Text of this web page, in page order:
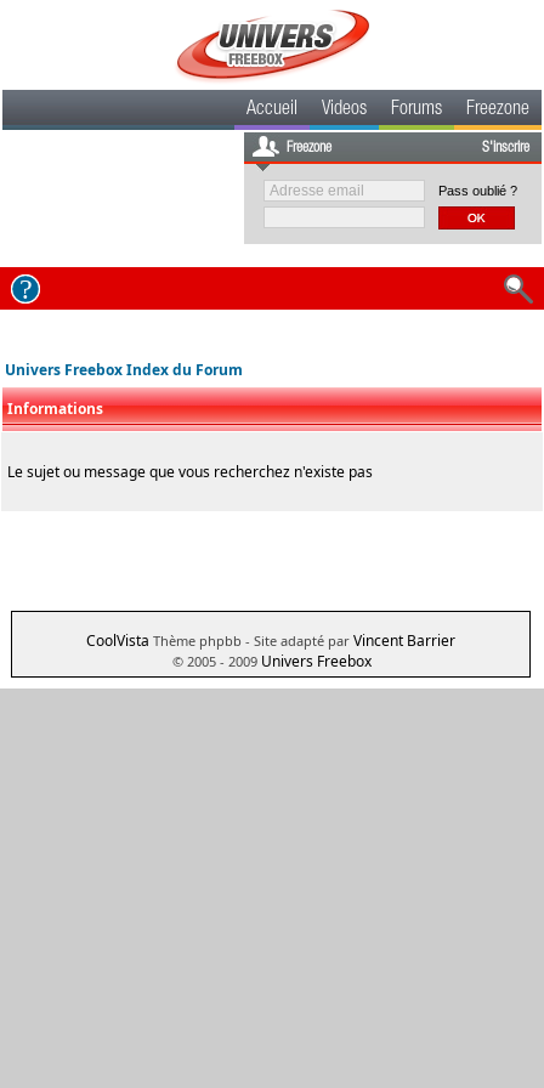
Accueil Videos Forums Freezone
Freezone S'inscrire
Pass oublié ?
Univers Freebox Index du Forum
Informations
Le sujet ou message que vous recherchez n'existe pas
CoolVista Thème phpbb - Site adapté par Vincent Barrier
© 2005 - 2009 Univers Freebox